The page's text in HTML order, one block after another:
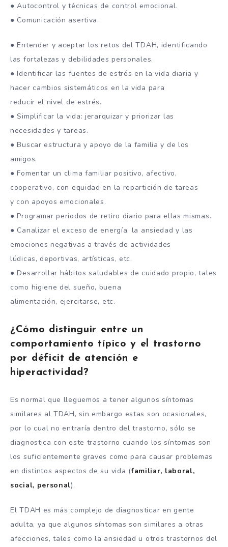
● Autocontrol y técnicas de control emocional.
● Comunicación asertiva.
● Entender y aceptar los retos del TDAH, identificando
las fortalezas y debilidades personales.
● Identificar las fuentes de estrés en la vida diaria y
hacer cambios sistemáticos en la vida para
reducir el nivel de estrés.
● Simplificar la vida: jerarquizar y priorizar las
necesidades y tareas.
● Buscar estructura y apoyo de la familia y de los
amigos.
● Fomentar un clima familiar positivo, afectivo,
cooperativo, con equidad en la repartición de tareas
y con apoyos emocionales.
● Programar periodos de retiro diario para ellas mismas.
● Canalizar el exceso de energía, la ansiedad y las
emociones negativas a través de actividades
lúdicas, deportivas, artísticas, etc.
● Desarrollar hábitos saludables de cuidado propio, tales
como higiene del sueño, buena
alimentación, ejercitarse, etc.
¿Cómo distinguir entre un
comportamiento típico y el trastorno
por déficit de atención e
hiperactividad?
Es normal que lleguemos a tener algunos síntomas
similares al TDAH, sin embargo estas son ocasionales,
por lo cual no entraría dentro del trastorno, sólo se
diagnostica con este trastorno cuando los síntomas son
los suficientemente graves como para causar problemas
en distintos aspectos de su vida (familiar, laboral,
social, personal).
El TDAH es más complejo de diagnosticar en gente
adulta, ya que algunos síntomas son similares a otras
afecciones, tales como la ansiedad u otros trastornos del